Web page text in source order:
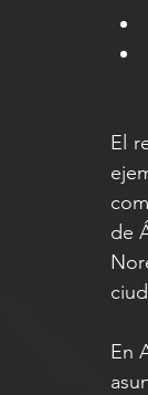
El
de
En